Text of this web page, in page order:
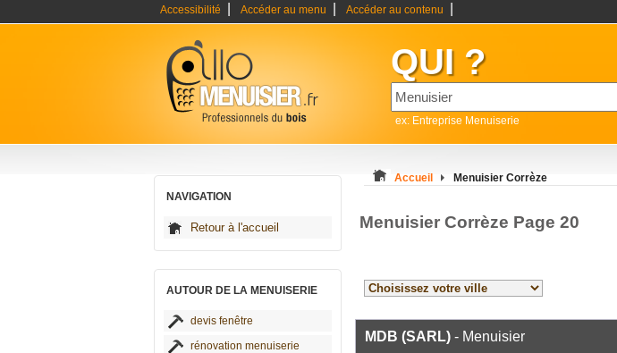
Accessibilité Accéder au menu Accéder au contenu
QUI ?
ex: Entreprise Menuiserie
NAVIGATION
Retour à l'accueil
AUTOUR DE LA MENUISERIE
devis fenêtre
rénovation menuiserie
Accueil Menuisier Corrèze
Menuisier Corrèze Page 20
MDB (SARL) - Menuisier